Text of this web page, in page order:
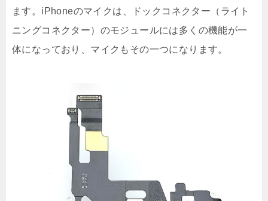
ます。iPhoneのマイクは、ドックコネクター（ライト
ニングコネクター）のモジュールには多くの機能が一
体になっており、マイクもその一つになります。